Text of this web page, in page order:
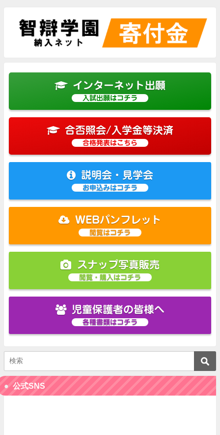
インターネット出願
入試出願はコチラ
合否照会/入学金等決済
合格発表はこちら
説明会・見学会
お申込みはコチラ
WEBパンフレット
閲覧はコチラ
スナップ写真販売
閲覧・購入はコチラ
児童保護者の皆様へ
各種書類はコチラ
公式SNS